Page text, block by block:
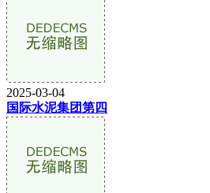
2025-03-04
国际水泥集团第四